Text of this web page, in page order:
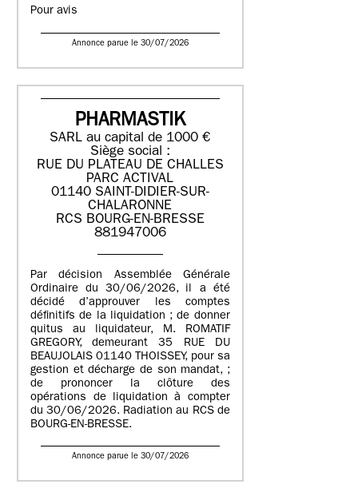
Pour avis
Annonce parue le 30/07/2026
PHARMASTIK
SARL au capital de 1000 €
Siège social :
RUE DU PLATEAU DE CHALLES
PARC ACTIVAL
01140 SAINT-DIDIER-SUR-
CHALARONNE
RCS BOURG-EN-BRESSE
881947006
Par décision Assemblée Générale
Ordinaire du 30/06/2026, il a été
décidé d’approuver les comptes
définitifs de la liquidation ; de donner
quitus au liquidateur, M. ROMATIF
GREGORY, demeurant 35 RUE DU
BEAUJOLAIS 01140 THOISSEY, pour sa
gestion et décharge de son mandat, ;
de prononcer la clôture des
opérations de liquidation à compter
du 30/06/2026. Radiation au RCS de
BOURG-EN-BRESSE.
Annonce parue le 30/07/2026